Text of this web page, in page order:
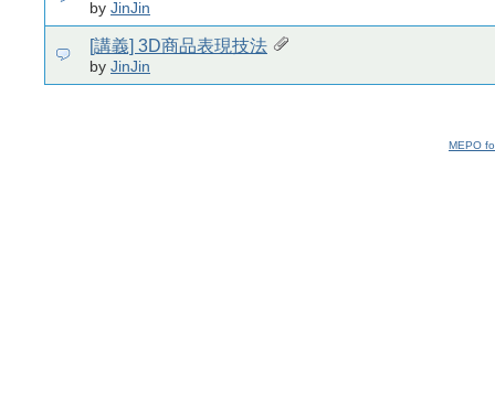
by JinJin
[講義] 3D商品表現技法
by JinJin
MEPO